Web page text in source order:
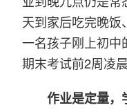
天到家后吃完晚
一名孩子刚上初中
期末考试前2周凌
作业是定量，